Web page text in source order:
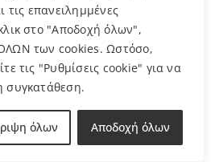
τις επανειλημμένες
στο "Αποδοχή όλων",
των cookies. Ωστόσο,
τις "Ρυθμίσεις cookie" για να
συγκατάθεση.
όλων Αποδοχή όλων